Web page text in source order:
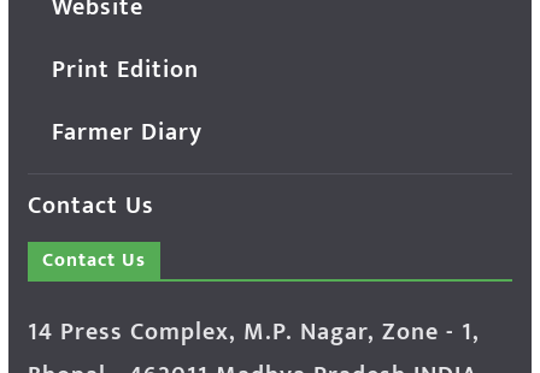
Print Edition
Farmer Diary
Contact Us
Contact Us
14 Press Complex, M.P. Nagar, Zone - 1,